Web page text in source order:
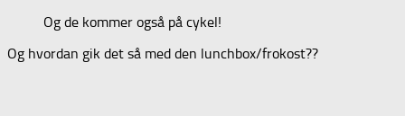
Og de kommer også på cykel!
Og hvordan gik det så med den lunchbox/frokost??